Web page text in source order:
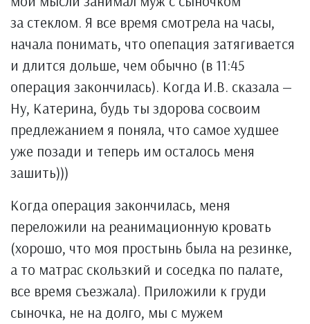
за стеклом. Я все время смотрела на часы,
начала понимать, что опепация затягивается
и длится дольше, чем обычно (в 11:45
операция закончилась). Когда И.В. сказала —
Ну, Катерина, будь ты здорова сосвоим
предлежанием я поняла, что самое худшее
уже позади и теперь им осталось меня
зашить)))
Когда операция закончилась, меня
переложили на реанимационную кровать
(хорошо, что моя простынь была на резинке,
а то матрас скользкий и соседка по палате,
все время съезжала). Приложили к груди
сыночка, не на долго, мы с мужем